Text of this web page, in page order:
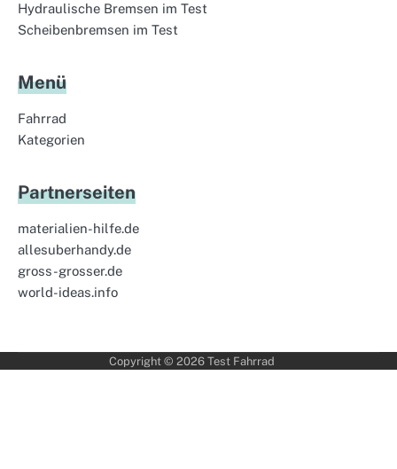
Hydraulische Bremsen im Test
Scheibenbremsen im Test
Menü
Fahrrad
Kategorien
Partnerseiten
materialien-hilfe.de
allesuberhandy.de
gross-grosser.de
world-ideas.info
Copyright © 2026 Test Fahrrad